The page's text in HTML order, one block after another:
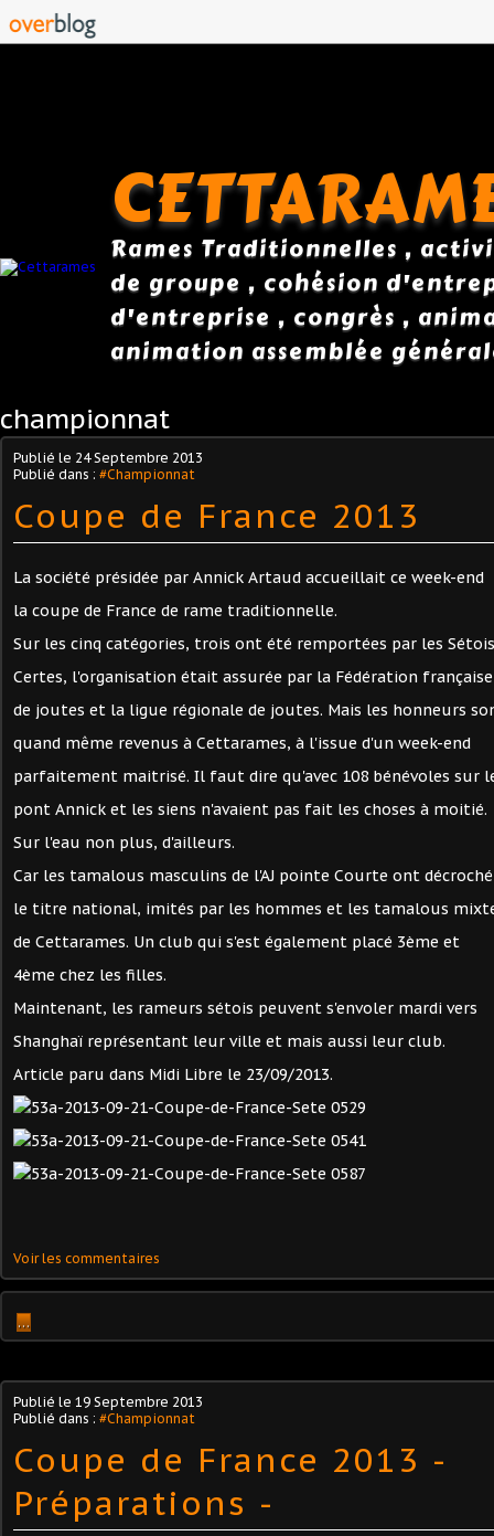
Rames Traditionnelles ,
de groupe , cohésion
d'entreprise , congrès ,
animation assemblée
championnat
Publié le 24 Septembre 2013
Publié dans : #Championnat
Coupe de France 2013
La société présidée par Annick Artaud accueillait ce week-end
la coupe de France de rame traditionnelle.
Sur les cinq catégories, trois ont été remportées par les
Certes, l'organisation était assurée par la Fédération française
de joutes et la ligue régionale de joutes. Mais les honneurs
quand même revenus à Cettarames, à l'issue d'un week-end
parfaitement maitrisé. Il faut dire qu'avec 108 bénévoles sur
pont Annick et les siens n'avaient pas fait les choses à moitié.
Sur l'eau non plus, d'ailleurs.
Car les tamalous masculins de l'AJ pointe Courte ont décroché
le titre national, imités par les hommes et les tamalous
de Cettarames. Un club qui s'est également placé 3ème et
4ème chez les filles.
Maintenant, les rameurs sétois peuvent s'envoler mardi vers
Shanghaï représentant leur ville et mais aussi leur club.
Article paru dans Midi Libre le 23/09/2013.
Voir les commentaires
…
Publié le 19 Septembre 2013
Publié dans : #Championnat
Coupe de France 2013 -
Préparations -